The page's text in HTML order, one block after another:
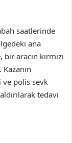
saatlerinde
ana
aracın kırmızı
ve polis sevk
tedavi